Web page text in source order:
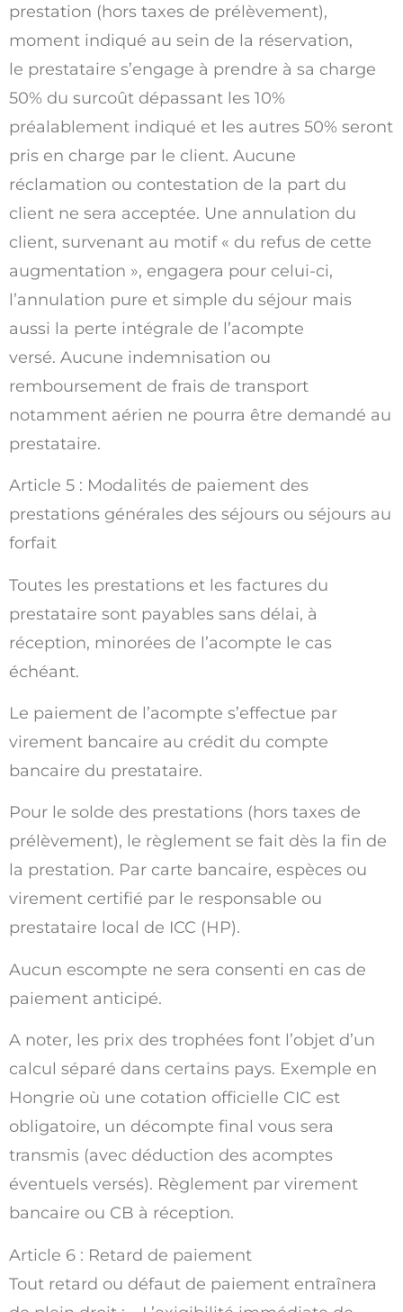
prestation (hors taxes de prélèvement),
moment indiqué au sein de la réservation,
le prestataire s’engage à prendre à sa charge
50% du surcoût dépassant les 10%
préalablement indiqué et les autres 50% seront
pris en charge par le client. Aucune
réclamation ou contestation de la part du
client ne sera acceptée. Une annulation du
client, survenant au motif « du refus de cette
augmentation », engagera pour celui-ci,
l’annulation pure et simple du séjour mais
aussi la perte intégrale de l’acompte
versé. Aucune indemnisation ou
remboursement de frais de transport
notamment aérien ne pourra être demandé au
prestataire.
Article 5 : Modalités de paiement des
prestations générales des séjours ou séjours au
forfait
Toutes les prestations et les factures du
prestataire sont payables sans délai, à
réception, minorées de l’acompte le cas
échéant.
Le paiement de l’acompte s’effectue par
virement bancaire au crédit du compte
bancaire du prestataire.
Pour le solde des prestations (hors taxes de
prélèvement), le règlement se fait dès la fin de
la prestation. Par carte bancaire, espèces ou
virement certifié par le responsable ou
prestataire local de ICC (HP).
Aucun escompte ne sera consenti en cas de
paiement anticipé.
A noter, les prix des trophées font l’objet d’un
calcul séparé dans certains pays. Exemple en
Hongrie où une cotation officielle CIC est
obligatoire, un décompte final vous sera
transmis (avec déduction des acomptes
éventuels versés). Règlement par virement
bancaire ou CB à réception.
Article 6 : Retard de paiement
Tout retard ou défaut de paiement entraînera